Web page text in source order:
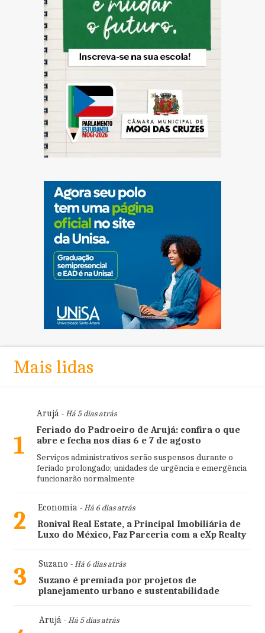
Mais lidas
1
Arujá- Há 5 dias atrás
Feriado do Padroeiro de Arujá: confira o que
abre e fecha nos dias 6 e 7 de agosto
Serviços administrativos serão suspensos durante o
feriado prolongado; unidades de urgência e emergência
funcionarão normalmente
2 Economia- Há 6 dias atrás
Ronival Real Estate, a Principal Imobiliária de
Luxo do México, Faz Parceria com a eXp Realty
3 Suzano - Há 6 dias atrás
Suzano é premiada por projetos de
planejamento urbano e sustentabilidade
Arujá- Há 5 dias atrás